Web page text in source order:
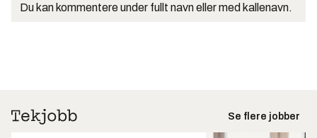
Du kan kommentere under fullt navn eller med kallenavn.
Se flere jobber